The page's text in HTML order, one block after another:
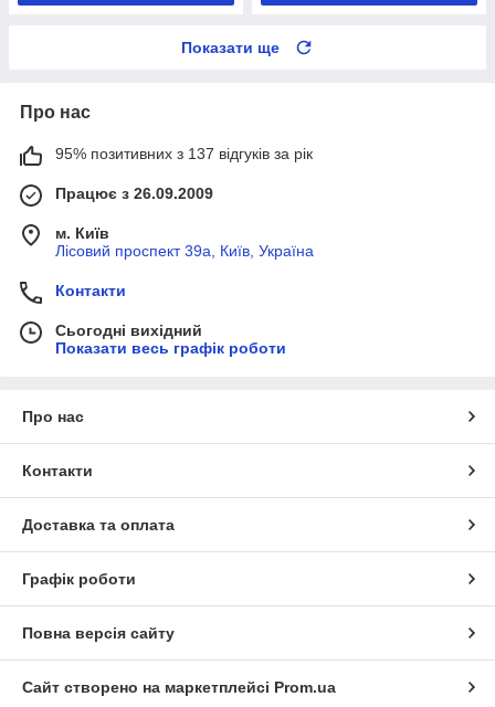
Показати ще
Про нас
95% позитивних з 137 відгуків за рік
Працює з 26.09.2009
м. Київ
Лісовий проспект 39а, Київ, Україна
Контакти
Сьогодні вихідний
Показати весь графік роботи
Про нас
Контакти
Доставка та оплата
Графік роботи
Повна версія сайту
Сайт створено на маркетплейсі Prom.ua